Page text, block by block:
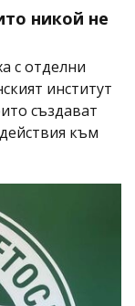
никой не
с отделни
институт
създават
към